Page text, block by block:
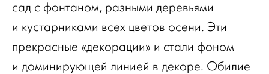
сад с фонтаном, разными деревьями
и кустарниками всех цветов осени. Эти
прекрасные «декорации» и стали фоном
и доминирующей линией в декоре. Обилие